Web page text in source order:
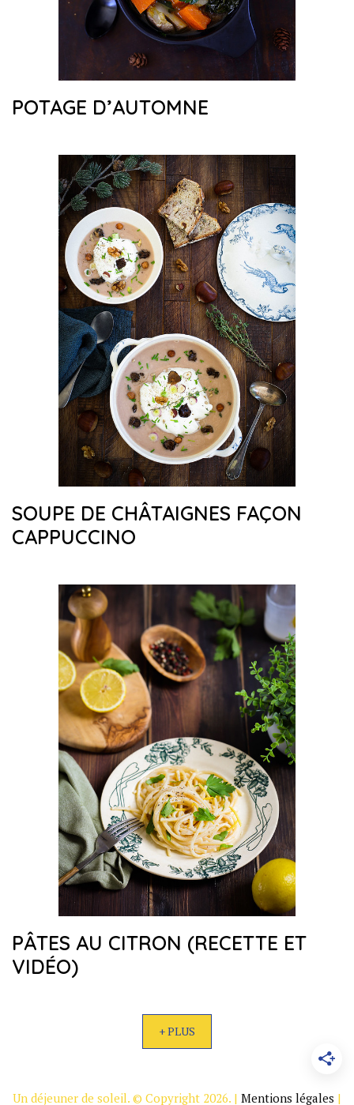
POTAGE D’AUTOMNE
SOUPE DE CHÂTAIGNES FAÇON
CAPPUCCINO
PÂTES AU CITRON (RECETTE ET
VIDÉO)
+ PLUS
Un déjeuner de soleil. © Copyright 2026. | Mentions légales |